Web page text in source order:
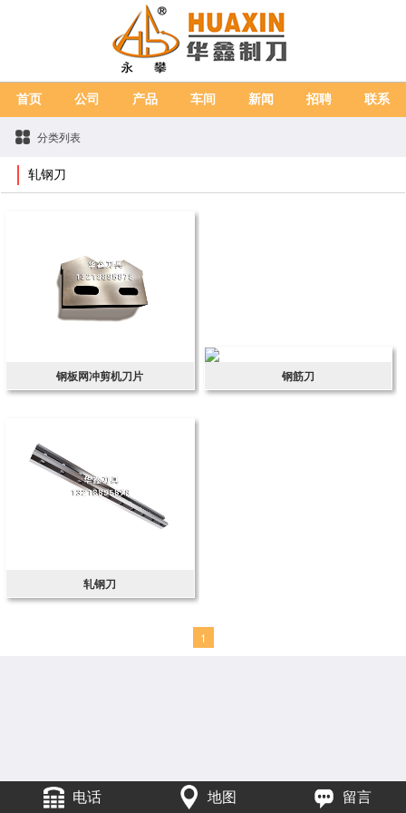
首页 公司 产品 车间 新闻 招聘 联系
分类列表
轧钢刀
钢板网冲剪机刀片 钢筋刀
轧钢刀
1
电话 地图 留言